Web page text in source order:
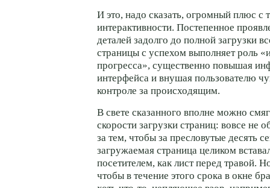
И это, надо сказать, огромный плюс с
интерактивности. Постепенное
деталей задолго до полной загрузки
страницы с успехом выполняет роль
прогресса», существенно повышая
интерфейса и внушая пользователю
контроле за происходящим.
В свете сказанного вполне можно
скорости загрузки страниц: вовсе не
за тем, чтобы за пресловутые десять
загружаемая страница целиком
посетителем, как лист перед травой.
чтобы в течение этого срока в окне